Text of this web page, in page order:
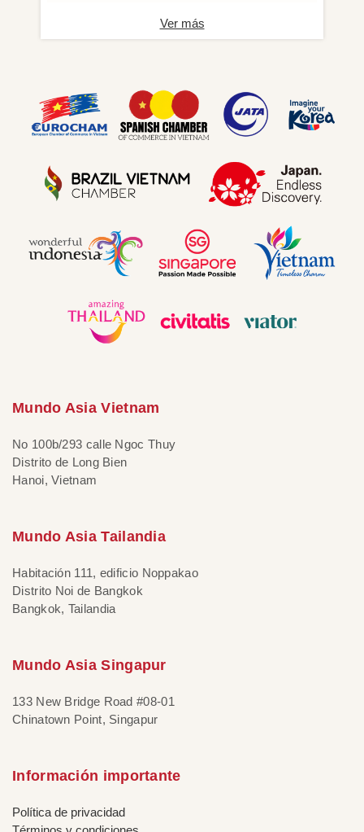
Ver más
Mundo Asia Vietnam
No 100b/293 calle Ngoc Thuy
Distrito de Long Bien
Hanoi, Vietnam
Mundo Asia Tailandia
Habitación 111, edificio Noppakao
Distrito Noi de Bangkok
Bangkok, Tailandia
Mundo Asia Singapur
133 New Bridge Road #08-01
Chinatown Point, Singapur
Información importante
Política de privacidad